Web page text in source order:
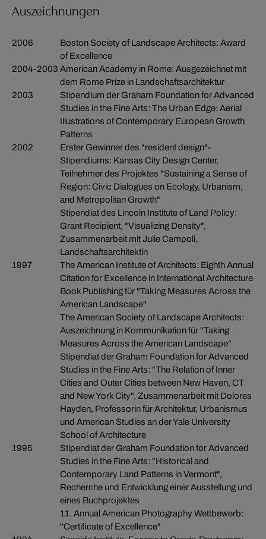
Auszeichnungen
2006
Boston Society of Landscape Architects: Award
of Excellence
2004-2003 American Academy in Rome: Ausgezeichnet mit
dem Rome Prize in Landschaftsarchitektur
2003
Stipendium der Graham Foundation for Advanced
Studies in the Fine Arts: The Urban Edge: Aerial
Illustrations of Contemporary European Growth
Patterns
2002
Erster Gewinner des "resident design"-
Stipendiums: Kansas City Design Center,
Teilnehmer des Projektes "Sustaining a Sense of
Region: Civic Dialogues on Ecology, Urbanism,
and Metropolitan Growth"
Stipendiat des Lincoln Institute of Land Policy:
Grant Recipient, "Visualizing Density",
Zusammenarbeit mit Julie Campoli,
Landschaftsarchitektin
1997
The American Institute of Architects: Eighth Annual
Citation for Excellence in International Architecture
Book Publishing für "Taking Measures Across the
American Landscape"
The American Society of Landscape Architects:
Auszeichnung in Kommunikation für "Taking
Measures Across the American Landscape"
Stipendiat der Graham Foundation for Advanced
Studies in the Fine Arts: "The Relation of Inner
Cities and Outer Cities between New Haven, CT
and New York City", Zusammenarbeit mit Dolores
Hayden, Professorin für Architektur, Urbanismus
und American Studies an der Yale University
School of Architecture
1995
Stipendiat der Graham Foundation for Advanced
Studies in the Fine Arts: "Historical and
Contemporary Land Patterns in Vermont",
Recherche und Entwicklung einer Ausstellung und
eines Buchprojektes
11. Annual American Photography Wettbewerb:
"Certificate of Excellence"